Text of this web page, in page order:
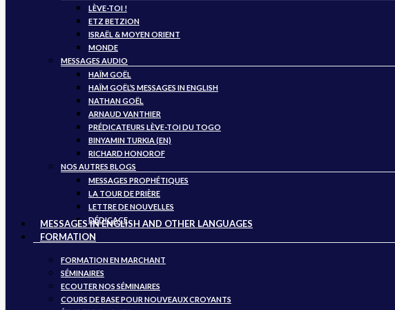
LÈVE-TOI !
ETZ BETZION
ISRAËL & MOYEN ORIENT
MONDE
MESSAGES AUDIO
HAÏM GOËL
HAÏM GOËL’S MESSAGES IN ENGLISH
NATHAN GOËL
ARNAUD VANTHIER
PRÉDICATEURS LÈVE-TOI DU TOGO
BINYAMIN TURKIA (EN)
RICHARD HONOROF
NOS AUTRES BLOGS
MESSAGES PROPHÉTIQUES
LA TOUR DE PRIÈRE
LETTRE DE NOUVELLES
DÉDICACE
MESSAGES IN ENGLISH AND OTHER LANGUAGES
FORMATION
FORMATION EN MARCHANT
SÉMINAIRES
ECOUTER NOS SÉMINAIRES
COURS DE BASE POUR NOUVEAUX CROYANTS